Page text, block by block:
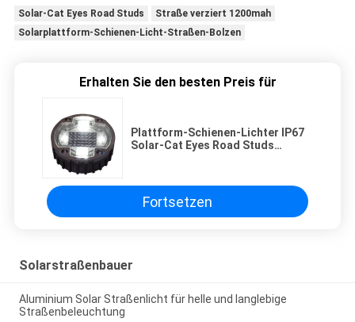
Solar-Cat Eyes Road Studs
Straße verziert 1200mah
Solarplattform-Schienen-Licht-Straßen-Bolzen
Erhalten Sie den besten Preis für
Plattform-Schienen-Lichter IP67
Solar-Cat Eyes Road Studs
Fortsetzen
Solarstraßenbauer
Aluminium Solar Straßenlicht für helle und langlebige
Straßenbeleuchtung